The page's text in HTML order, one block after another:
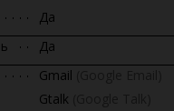
Да
Да
Gmail
Gtalk